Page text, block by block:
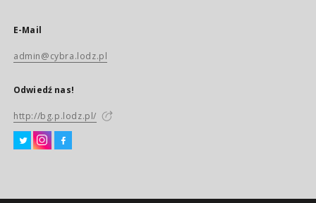
E-Mail
admin@cybra.lodz.pl
Odwiedź nas!
http://bg.p.lodz.pl/